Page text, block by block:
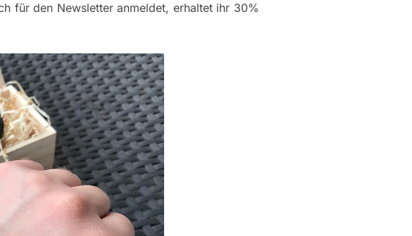
für den Newsletter anmeldet, erhaltet ihr 30%